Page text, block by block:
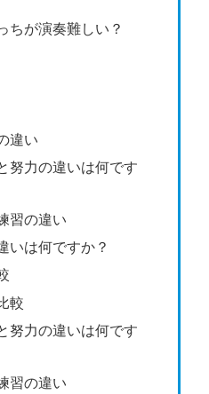
ちが演奏難しい？
違い
努力の違いは何です
習の違い
いは何ですか？
較
努力の違いは何です
習の違い